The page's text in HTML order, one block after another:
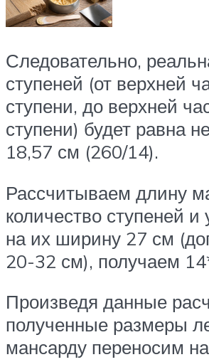
Следовательно,
ступеней (от верхней
ступени, до верхней
ступени) будет равна
18,57 см (260/14).
Рассчитываем длину
количество ступеней
на их ширину 27 см
20-32 см), получаем
Произведя данные
полученные размеры
мансарду переносим